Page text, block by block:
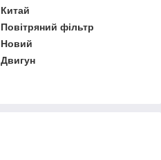
Китай
Повітряний фільтр
Новий
Двигун